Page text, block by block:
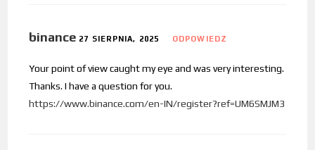
binance 27 SIERPNIA, 2025 ODPOWIEDZ
Your point of view caught my eye and was very interesting.
Thanks. I have a question for you.
https://www.binance.com/en-IN/register?ref=UM6SMJM3